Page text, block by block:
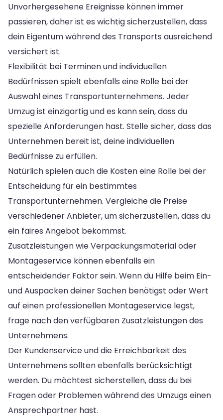
Unvorhergesehene Ereignisse können immer
passieren, daher ist es wichtig sicherzustellen, dass
dein Eigentum während des Transports ausreichend
versichert ist.
Flexibilität bei Terminen und individuellen
Bedürfnissen spielt ebenfalls eine Rolle bei der
Auswahl eines Transportunternehmens. Jeder
Umzug ist einzigartig und es kann sein, dass du
spezielle Anforderungen hast. Stelle sicher, dass das
Unternehmen bereit ist, deine individuellen
Bedürfnisse zu erfüllen.
Natürlich spielen auch die Kosten eine Rolle bei der
Entscheidung für ein bestimmtes
Transportunternehmen. Vergleiche die Preise
verschiedener Anbieter, um sicherzustellen, dass du
ein faires Angebot bekommst.
Zusatzleistungen wie Verpackungsmaterial oder
Montageservice können ebenfalls ein
entscheidender Faktor sein. Wenn du Hilfe beim Ein-
und Auspacken deiner Sachen benötigst oder Wert
auf einen professionellen Montageservice legst,
frage nach den verfügbaren Zusatzleistungen des
Unternehmens.
Der Kundenservice und die Erreichbarkeit des
Unternehmens sollten ebenfalls berücksichtigt
werden. Du möchtest sicherstellen, dass du bei
Fragen oder Problemen während des Umzugs einen
Ansprechpartner hast.